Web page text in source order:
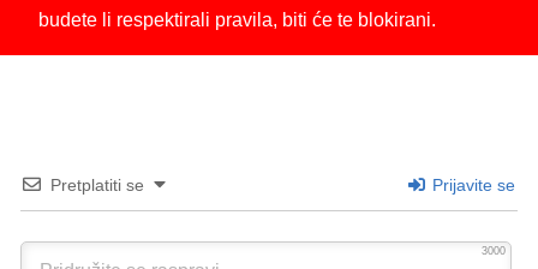
budete li respektirali pravila, biti će te blokirani.
Pretplatiti se Prijavite se
3000